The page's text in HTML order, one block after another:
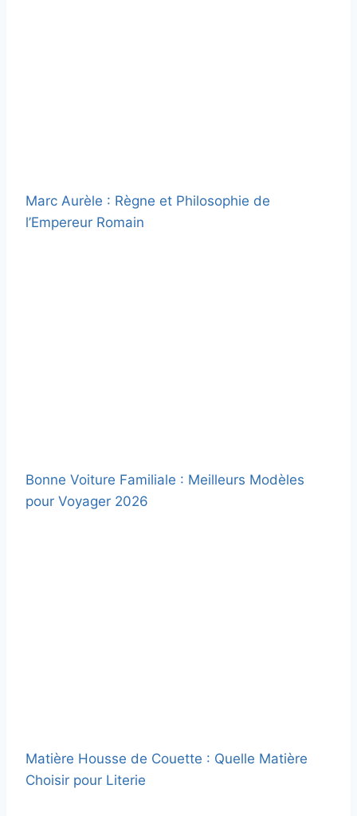
Marc Aurèle : Règne et Philosophie de
l’Empereur Romain
Bonne Voiture Familiale : Meilleurs Modèles
pour Voyager 2026
Matière Housse de Couette : Quelle Matière
Choisir pour Literie